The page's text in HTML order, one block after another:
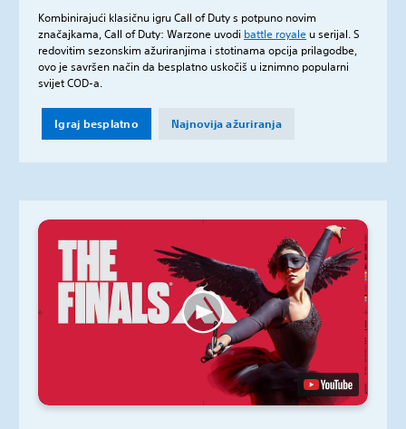
Kombinirajući klasičnu igru Call of Duty s potpuno novim
značajkama, Call of Duty: Warzone uvodi battle royale u serijal. S
redovitim sezonskim ažuriranjima i stotinama opcija prilagodbe,
ovo je savršen način da besplatno uskočiš u iznimno popularni
svijet COD-a.
Igraj besplatno Najnovija ažuriranja